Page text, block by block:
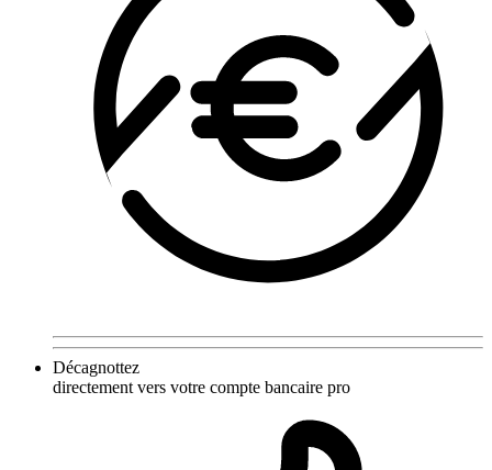
Décagnottez
directement vers votre compte bancaire pro